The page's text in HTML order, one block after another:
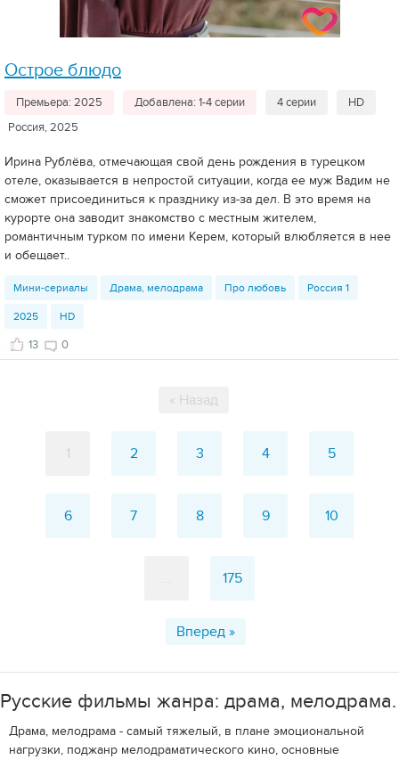
Острое блюдо
Премьера: 2025 Добавлена: 1-4 серии 4 серии
HD
Россия, 2025
Ирина Рублёва, отмечающая свой день рождения в турецком
отеле, оказывается в непростой ситуации, когда ее муж Вадим не
сможет присоединиться к празднику из-за дел. В это время на
курорте она заводит знакомство с местным жителем,
романтичным турком по имени Керем, который влюбляется в нее
и обещает..
Мини-сериалы Драма, мелодрама Про любовь Россия 1
2025 HD
13 0
« Назад
1 2 3 4 5
6 7 8 9 10
175
Вперед »
Русские фильмы жанра: драма, мелодрама.
Драма, мелодрама - самый тяжелый, в плане эмоциональной
нагрузки, поджанр мелодраматического кино, основные